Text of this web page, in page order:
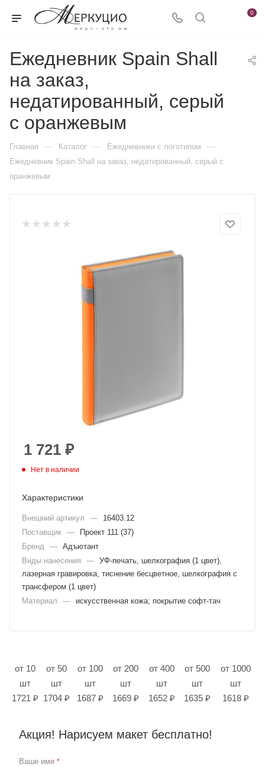
0
Ежедневник Spain Shall
на заказ,
недатированный, серый
с оранжевым
Главная — Каталог — Ежедневники c логотипом —
Ежедневник Spain Shall на заказ, недатированный, серый с
оранжевым
1 721 ₽
Нет в наличии
Характеристики
Внешний артикул —
16403.12
Поставщик —
Проект 111 (37)
Бренд
— Адъютант
Виды нанесения
— УФ-печать, шелкография (1 цвет),
лазерная гравировка, тиснение бесцветное, шелкография с
трансфером (1 цвет)
Материал
— искусственная кожа; покрытие софт-тач
от 10
шт
1721 ₽
от 50
шт
1704 ₽
от 100
шт
1687 ₽
от 200
шт
1669 ₽
от 400
шт
1652 ₽
от 500
шт
1635 ₽
от 1000
шт
1618 ₽
Акция! Нарисуем макет бесплатно!
Ваше имя *